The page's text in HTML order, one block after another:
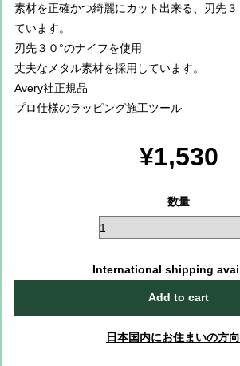
素材を正確かつ綺麗にカット出来る、刃先３
ています。
刃先３０°のナイフを使用
丈夫なメタル素材を採用しています。
Avery社正規品
プロ仕様のラッピング施工ツール
¥1,530
数量
International shipping
Add to cart
日本国内にお住まいの方